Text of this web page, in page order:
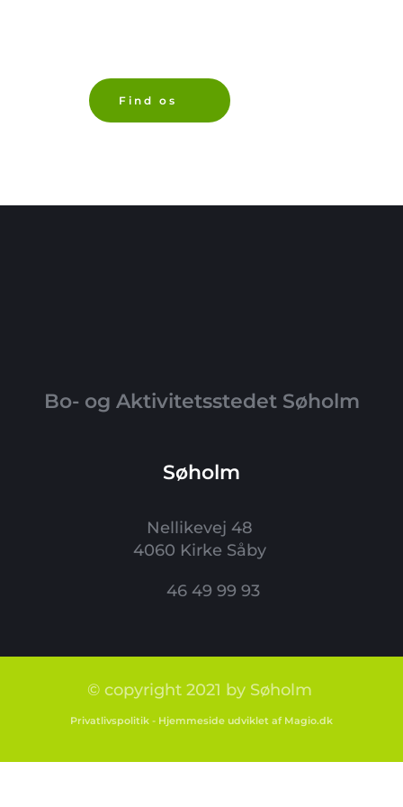
Find os
Bo- og Aktivitetsstedet Søholm
Søholm
Nellikevej 48
4060 Kirke Såby
46 49 99 93
© copyright 2021 by Søholm
Privatlivspolitik - Hjemmeside udviklet af Magio.dk